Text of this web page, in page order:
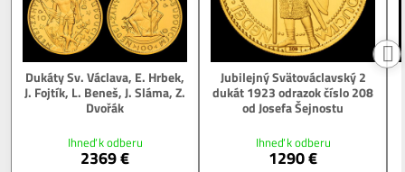
Dukáty Sv. Václava, E. Hrbek,
J. Fojtík, L. Beneš, J. Sláma, Z.
Dvořák
Ihneď k odberu
2369 €
Jubilejný Svätováclavský 2
dukát 1923 odrazok číslo 208
od Josefa Šejnostu
Ihneď k odberu
1290 €